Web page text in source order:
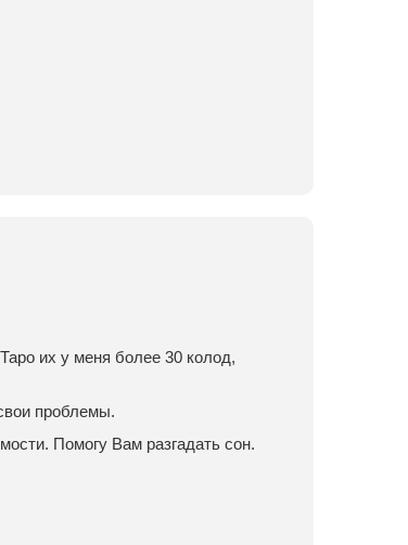
их у меня более 30 колод,
проблемы.
Помогу Вам разгадать сон.